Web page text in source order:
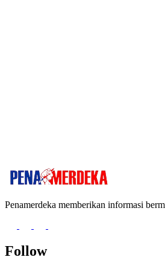
Penamerdeka memberikan informasi
Follow